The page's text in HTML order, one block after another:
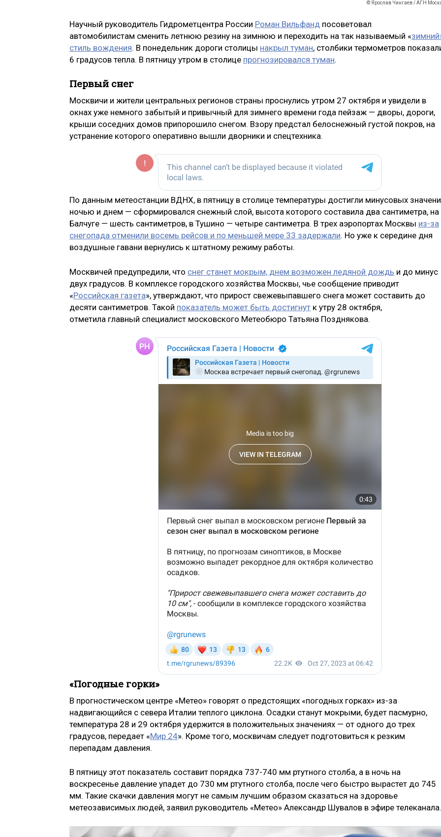
© Ярослав Чингаев / АГН
Научный руководитель Гидрометцентра России Роман Вильфанд посоветовал
автомобилистам сменить летнюю резину на зимнюю и переходить на так называемый «
стиль вождения. В понедельник дороги столицы накрыл туман, столбики термометров
6 градусов тепла. В пятницу утром в столице прогнозировался туман.
Первый снег
Москвичи и жители центральных регионов страны проснулись утром 27 октября и увидели в
окнах уже немного забытый и привычный для зимнего времени года пейзаж — дворы, дороги,
крыши соседних домов припорошило снегом. Взору предстал белоснежный густой покров, на
устранение которого оперативно вышли дворники и спецтехника.
По данным метеостанции ВДНХ, в пятницу в столице температуры достигли минусовых
ночью и днем — сформировался снежный слой, высота которого составила два сантиметра, на
Балчуге — шесть сантиметров, в Тушино — четыре сантиметра. В трех аэропортах Москвы из-за
снегопада отменили восемь рейсов и по меньшей мере 33 задержали. Но уже к середине дня
воздушные гавани вернулись к штатному режиму работы.
Москвичей предупредили, что снег станет мокрым, днем возможен ледяной дождь и до минус
двух градусов. В комплексе городского хозяйства Москвы, чье сообщение приводит
«Российская газета», утверждают, что прирост свежевыпавшего снега может составить до
десяти сантиметров. Такой показатель может быть достигнут к утру 28 октября,
отметила главный специалист московского Метеобюро Татьяна Позднякова.
«Погодные горки»
В прогностическом центре «Метео» говорят о предстоящих «погодных горках» из-за
надвигающийся с севера Италии теплого циклона. Осадки станут мокрыми, будет пасмурно,
температура 28 и 29 октября удержится в положительных значениях — от одного до трех
градусов, передает «Мир 24». Кроме того, москвичам следует подготовиться к резким
перепадам давления.
В пятницу этот показатель составит порядка 737-740 мм ртутного столба, а в ночь на
воскресенье давление упадет до 730 мм ртутного столба, после чего быстро вырастет до 745
мм. Такие скачки давления могут не самым лучшим образом сказаться на здоровье
метеозависимых людей, заявил руководитель «Метео» Александр Шувалов в эфире телеканала.